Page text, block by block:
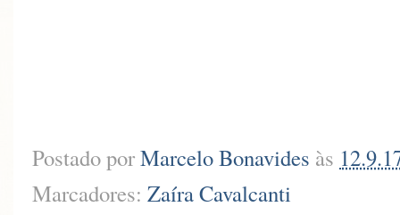
Postado porMarcelo Bonavides às
Marcadores: Zaíra Cavalcanti